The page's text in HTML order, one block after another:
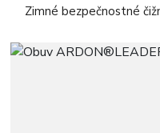
Zimné bezpečnostné